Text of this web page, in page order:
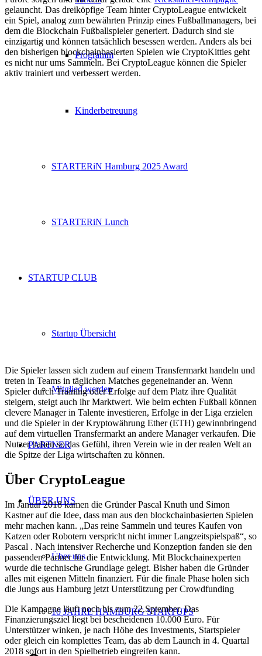
Programm
Kinderbetreuung
STARTERiN Hamburg 2025 Award
STARTERiN Lunch
STARTUP CLUB
Startup Übersicht
Mitglied werden
PARTNER
ÜBER UNS
Über uns
10 JAHRE HAMBURG STARTUPS
gelauncht. Das dreiköpfige Team hinter CryptoLeague entwickelt
ein Spiel, analog zum bewährten Prinzip eines Fußballmanagers, bei
dem die Blockchain Fußballspieler generiert. Dadurch sind sie
einzigartig und können tatsächlich besessen werden. Anders als bei
den bisherigen blockchainbasierten Spielen wie CryptoKitties geht
es nicht nur ums Sammeln. Bei CryptoLeague können die Spieler
aktiv trainiert und verbessert werden.
Die Spieler lassen sich zudem auf einem Transfermarkt handeln und
treten in Teams in täglichen Matches gegeneinander an. Wenn
Spieler durch Training oder Erfolge auf dem Platz ihre Qualität
steigern, steigt auch ihr Marktwert. Wie beim echten Fußball können
clevere Manager in Talente investieren, Erfolge in der Liga erzielen
und die Spieler in der Kryptowährung Ether (ETH) gewinnbringend
auf dem virtuellen Transfermarkt an andere Manager verkaufen. Die
Nutzer haben so das Gefühl, ihren Verein wie in der realen Welt an
die Spitze der Liga wirtschaften zu können.
Über CryptoLeague
Im Januar 2018 kamen die Gründer Pascal Knuth und Simon
Kastner auf die Idee, dass man aus den blockchainbasierten Spielen
mehr machen kann. „Das reine Sammeln und teures Kaufen von
Katzen oder Robotern verspricht nicht immer Langzeitspielspaß“, so
Pascal . Nach intensiver Recherche und Konzeption fanden sie den
passenden Partner für die Entwicklung. Mit Blockchainexperten
wurde die technische Grundlage gelegt. Bisher haben die Gründer
alles mit eigenen Mitteln finanziert. Für die finale Phase holen sich
die Jungs aus Hamburg jetzt Unterstützung per Crowdfunding
Die Kampagne läuft noch bis zum 22.Sptember. Das
Finanzierungsziel liegt bei bescheidenen 10.000 Euro. Für
Unterstützer winken, je nach Höhe des Investments, Startspieler
oder gleich ein komplettes Team, das ab dem Launch in 4. Quartal
2018 sofort in den Spielbetrieb eingreifen kann.